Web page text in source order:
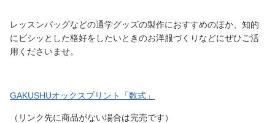
レッスンバッグなどの通学グッズの製作におすすめのほか、知的
にビシッとした格好をしたいときのお洋服づくりなどにぜひご活
用くださいませ。
GAKUSHUオックスプリント「数式」
（リンク先に商品がない場合は完売です）